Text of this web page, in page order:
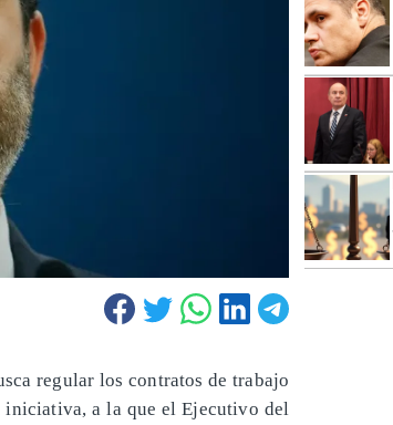
regular los contratos de trabajo
iniciativa, a la que el Ejecutivo del